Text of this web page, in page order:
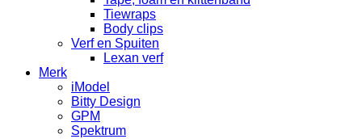
Tiewraps
Body clips
Verf en Spuiten
Lexan verf
Merk
iModel
Bitty Design
GPM
Spektrum